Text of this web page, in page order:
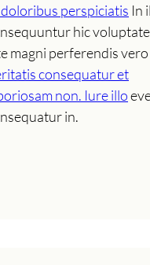
perspiciatis In
hic
magni perferendis vero
consequatur et
non. Iure illo
in.